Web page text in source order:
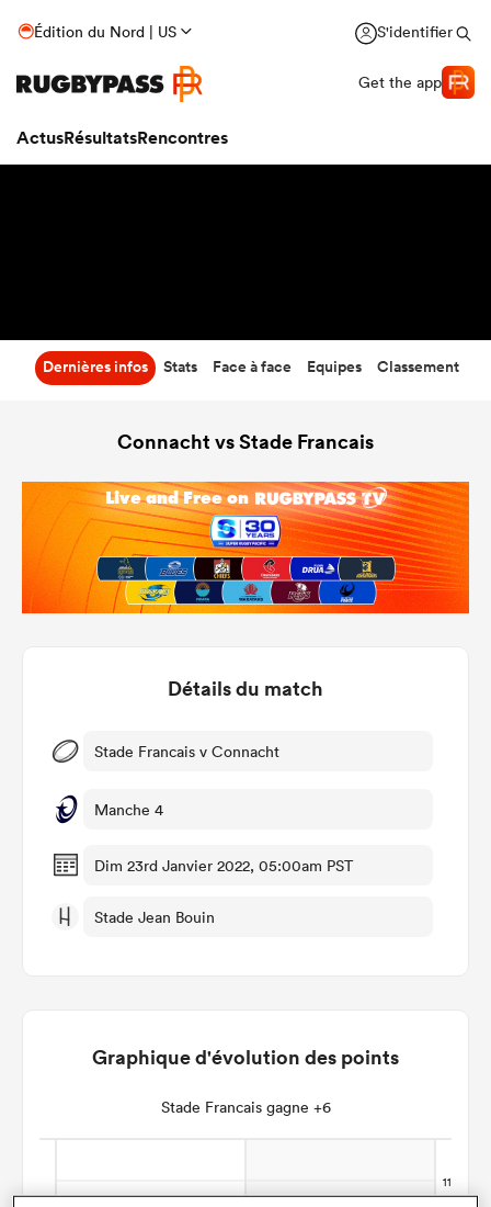
Édition du Nord | US S'identifier
Get the app
ActusRésultatsRencontres
Dernières infos Stats Face à face Equipes Classement
Connacht vs Stade Francais
Détails du match
Stade Francais v Connacht
Manche 4
Dim 23rd Janvier 2022, 05:00am PST
Stade Jean Bouin
Graphique d'évolution des points
Stade Francais gagne +6